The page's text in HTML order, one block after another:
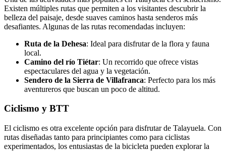
Existen múltiples rutas que permiten a los visitantes descubrir la
belleza del paisaje, desde suaves caminos hasta senderos más
desafiantes. Algunas de las rutas recomendadas incluyen:
Ruta de la Dehesa: Ideal para disfrutar de la flora y fauna
local.
Camino del río Tiétar: Un recorrido que ofrece vistas
espectaculares del agua y la vegetación.
Sendero de la Sierra de Villafranca: Perfecto para los más
aventureros que buscan un poco de altitud.
Ciclismo y BTT
El ciclismo es otra excelente opción para disfrutar de Talayuela. Con
rutas diseñadas tanto para principiantes como para ciclistas
experimentados, los entusiastas de la bicicleta pueden explorar la